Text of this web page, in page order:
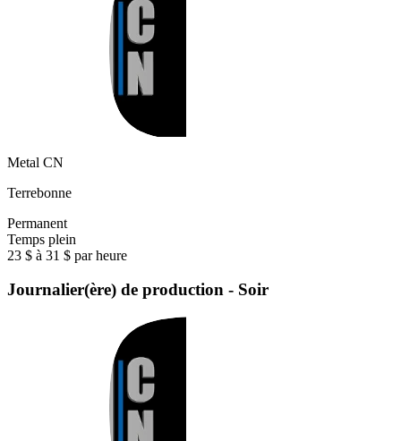
Metal CN
Terrebonne
Permanent
Temps plein
23 $ à 31 $ par heure
Journalier(ère) de production - Soir